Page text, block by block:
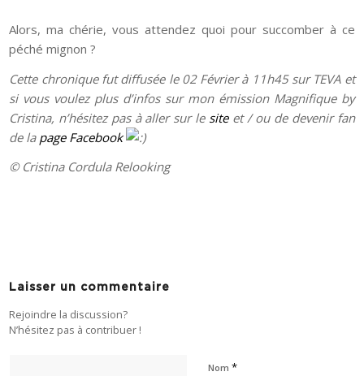
Alors, ma chérie, vous attendez quoi pour succomber à ce
péché mignon ?
Cette chronique fut diffusée le 02 Février à 11h45 sur TEVA et
si vous voulez plus d’infos sur mon émission Magnifique by
Cristina, n’hésitez pas à aller sur le siteet / ou de devenir fan
de la page Facebook
© Cristina Cordula Relooking
Laisser un commentaire
Rejoindre la discussion?
N’hésitez pas à contribuer !
Nom*